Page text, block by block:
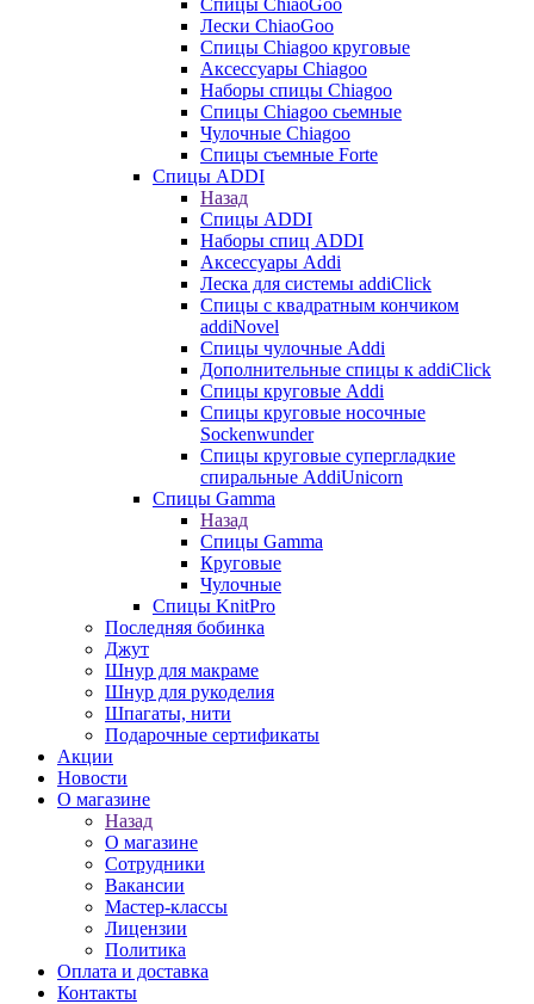
Лески ChiaoGoo
Cпицы Сhiagoo круговые
Аксессуары Chiagoo
Наборы спицы Chiagoo
Спицы Chiagoo сьемные
Чулочные Chiagoo
Спицы съемные Forte
Спицы ADDI
Назад
Спицы ADDI
Наборы спиц ADDI
Аксессуары Addi
Леска для системы addiClick
Спицы с квадратным кончиком
addiNovel
Спицы чулочные Addi
Дополнительные спицы к addiClick
Спицы круговые Addi
Спицы круговые носочные
Sockenwunder
Спицы круговые супергладкие
спиральные AddiUnicorn
Спицы Gamma
Назад
Спицы Gamma
Круговые
Чулочные
Спицы KnitPro
Последняя бобинка
Джут
Шнур для макраме
Шнур для рукоделия
Шпагаты, нити
Подарочные сертификаты
Акции
Новости
О магазине
Назад
О магазине
Сотрудники
Вакансии
Мастер-классы
Лицензии
Политика
Оплата и доставка
Контакты